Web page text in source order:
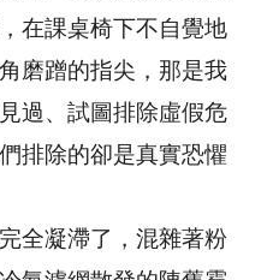
在課桌椅下不自覺地
磨蹭的指尖，那是我
過、試圖排除虛假危
排除的卻是真實恐懼
全凝滯了，混雜著粉